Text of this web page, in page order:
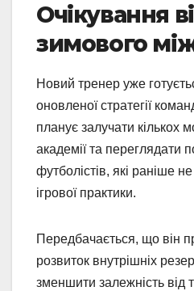
Очікування
зимового
Новий тренер уже
оновленої стратегії
планує залучати кількох
академії та переглядати
футболістів, які раніше
ігрової практики.
Передбачається, що він
розвиток внутрішніх
зменшити залежність від